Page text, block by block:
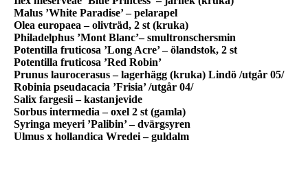
Malus ’White Paradise’ – pelarapel
Olea europaea – olivträd, 2 st (kruka)
Philadelphus ’Mont Blanc’– smultronschersmin
Potentilla fruticosa ’Long Acre’ – ölandstok, 2 st
Potentilla fruticosa ’Red Robin’
Prunus laurocerasus – lagerhägg (kruka) Lindö /utgår 05/
Robinia pseudacacia ’Frisia’ /utgår 04/
Salix fargesii – kastanjevide
Sorbus intermedia – oxel 2 st (gamla)
Syringa meyeri ’Palibin’ – dvärgsyren
Ulmus x hollandica Wredei – guldalm